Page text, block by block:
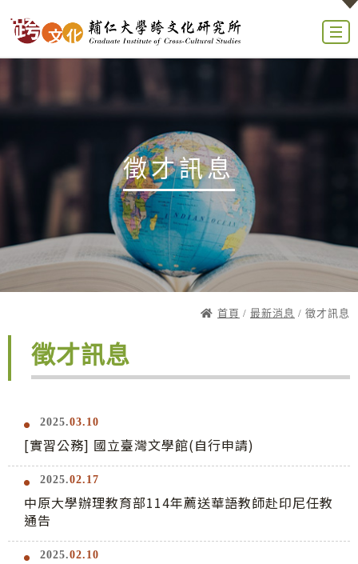
徵才訊息
首頁 / 最新消息 / 徵才訊息
徵才訊息
2025.03.10
[實習公務] 國立臺灣文學館(自行申請)
2025.02.17
中原大學辦理教育部114年薦送華語教師赴印尼任教
通告
2025.02.10